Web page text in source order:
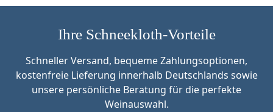
Ihre Schneekloth-Vorteile
Schneller Versand, bequeme Zahlungsoptionen,
kostenfreie Lieferung innerhalb Deutschlands sowie
unsere persönliche Beratung für die perfekte
Weinauswahl.